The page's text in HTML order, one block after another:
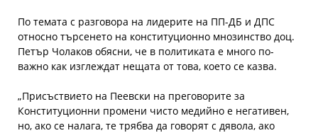
По темата с разговора на лидерите на ПП-ДБ и ДПС
относно търсенето на конституционно мнозинство доц.
Петър Чолаков обясни, че в политиката е много по-
важно как изглеждат нещата от това, което се казва.
„Присъствието на Пеевски на преговорите за
Конституционни промени чисто медийно е негативен,
но, ако се налага, те трябва да говорят с дявола, ако